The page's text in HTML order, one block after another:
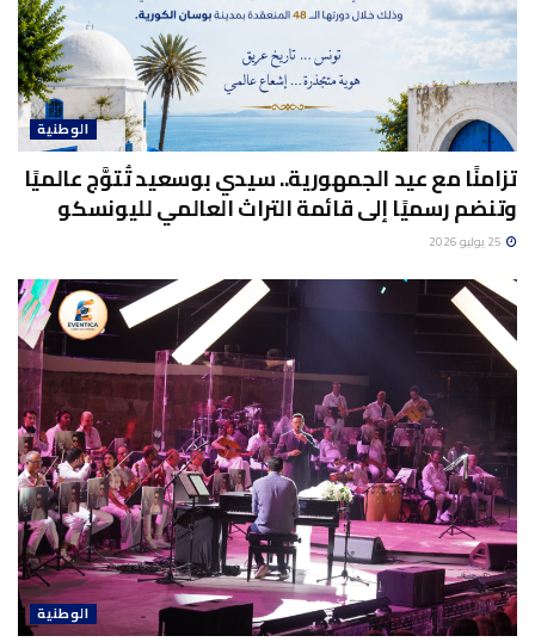
الوطنية
تزامنًا مع عيد الجمهورية.. سيدي بوسعيد تُتوَّج عالميًا
وتنضم رسميًا إلى قائمة التراث العالمي لليونسكو
الوطنية